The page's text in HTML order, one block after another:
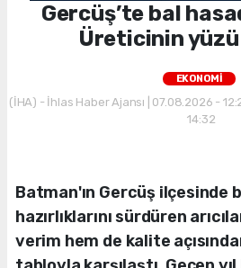
Gercüş’te bal
Üreticinin
EKONOMİ
(İHA) - İhlas Haber Ajansı | 07.08.2026 -
14:32
Batman'ın Gercüş ilçesinde
hazırlıklarını sürdüren
verim hem de kalite